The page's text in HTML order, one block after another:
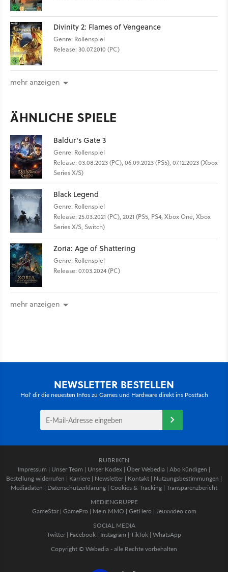
Divinity 2: Flames of Vengeance
Genre: Rollenspiel
Release: 30.07.2010 (PC)
mehr anzeigen
ÄHNLICHE SPIELE
Baldur's Gate 3
Genre: Rollenspiel
Release: 03.08.2023 (PC), 06.09.2023 (PS5), 07.12.2023 (Xbox
Series X/S)
Black Legend
Genre: Rollenspiel
Release: 25.03.2021 (PC), 2021 (PS5, PS4, Xbox One, Xbox
Series X/S, Switch)
Zoria: Age of Shattering
Genre: Rollenspiel
Release: 07.03.2024 (PC)
mehr anzeigen
NEWSLETTER BESTELLEN
Hol' dir die neuesten Infos zu Games und Hardware direkt ins Postfach
RUBRIKEN
Impressum | Unser Team | Unser Kodex | Über Webedia | Abo kündigen |
Bestellung widerrufen | Karriere | Newsletter | Kontakt | Nutzungsbestimmungen |
Mediadaten | Datenschutzerklärung | Cookies & Tracking | Transparenzbericht
MEDIENGRUPPE
GameStar| GamePro | Mein MMO | GetHero | Jeuxvideo.com
SOCIAL MEDIA
Twitter | Facebook | Instagram | TikTok | WhatsApp
Copyright © Webedia - alle Rechte vorbehalten